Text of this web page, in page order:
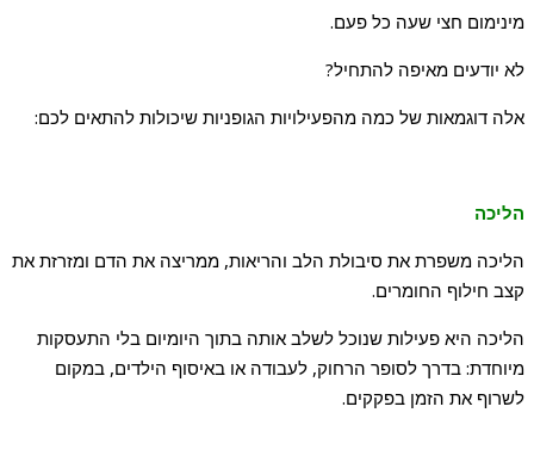
מינימום חצי שעה כל פעם.
לא יודעים מאיפה להתחיל?
אלה דוגמאות של כמה מהפעילויות הגופניות שיכולות להתאים לכם:
הליכה
הליכה משפרת את סיבולת הלב והריאות, ממריצה את הדם ומזרזת את
קצב חילוף החומרים.
הליכה היא פעילות שנוכל לשלב אותה בתוך היומיום בלי התעסקות
מיוחדת: בדרך לסופר הרחוק, לעבודה או באיסוף הילדים, במקום
לשרוף את הזמן בפקקים.